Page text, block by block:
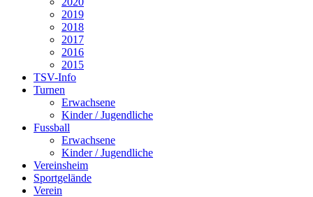
2019
2018
2017
2016
2015
TSV-Info
Turnen
Erwachsene
Kinder / Jugendliche
Fussball
Erwachsene
Kinder / Jugendliche
Vereinsheim
Sportgelände
Verein